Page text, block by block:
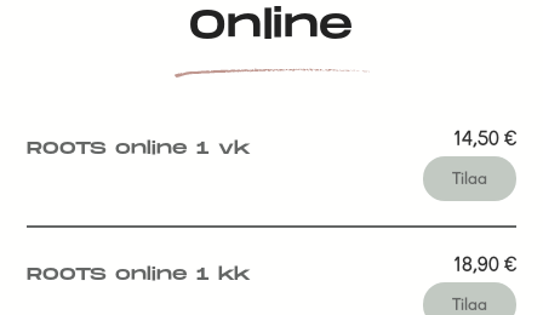
Online
ROOTS online 1 vk 14,50 €
Tilaa
ROOTS online 1 kk 18,90 €
Tilaa